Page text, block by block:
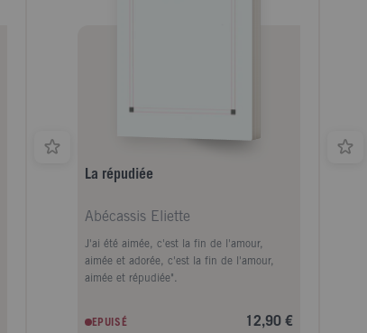
La répudiée
Abécassis Eliette
J'ai été aimée, c'est la fin de l'amour,
aimée et adorée, c'est la fin de l'amour,
aimée et répudiée".
EPUISÉ 12,90 €